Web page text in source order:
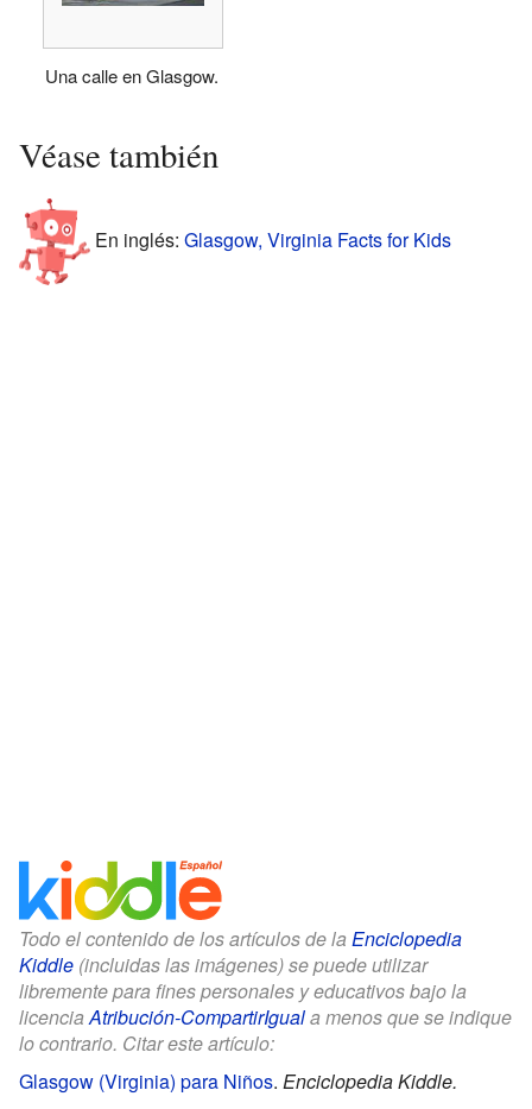
Una calle en Glasgow.
Véase también
En inglés: Glasgow, Virginia Facts for Kids
Todo el contenido de los artículos de la Enciclopedia
Kiddle (incluidas las imágenes) se puede utilizar
libremente para fines personales y educativos bajo la
licenciaAtribución-CompartirIguala menos que se indique
lo contrario. Citar este artículo:
Glasgow (Virginia) para Niños. Enciclopedia Kiddle.